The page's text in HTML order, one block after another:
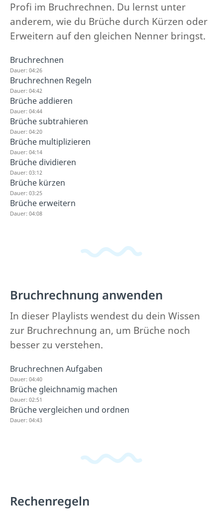
Profi im Bruchrechnen. Du lernst unter
anderem, wie du Brüche durch Kürzen oder
Erweitern auf den gleichen Nenner bringst.
Bruchrechnen
Dauer: 04:26
Bruchrechnen Regeln
Dauer: 04:42
Brüche addieren
Dauer: 04:44
Brüche subtrahieren
Dauer: 04:20
Brüche multiplizieren
Dauer: 04:14
Brüche dividieren
Dauer: 03:12
Brüche kürzen
Dauer: 03:25
Brüche erweitern
Dauer: 04:08
Bruchrechnung anwenden
In dieser Playlists wendest du dein Wissen
zur Bruchrechnung an, um Brüche noch
besser zu verstehen.
Bruchrechnen Aufgaben
Dauer: 04:40
Brüche gleichnamig machen
Dauer: 02:51
Brüche vergleichen und ordnen
Dauer: 04:43
Rechenregeln